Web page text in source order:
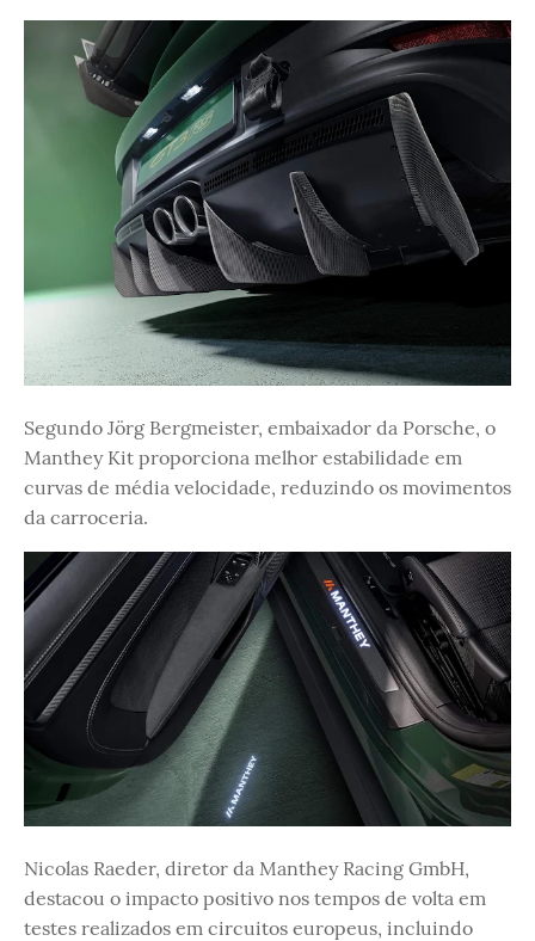
Segundo Jörg Bergmeister, embaixador da Porsche, o
Manthey Kit proporciona melhor estabilidade em
curvas de média velocidade, reduzindo os movimentos
da carroceria.
Nicolas Raeder, diretor da Manthey Racing GmbH,
destacou o impacto positivo nos tempos de volta em
testes realizados em circuitos europeus, incluindo